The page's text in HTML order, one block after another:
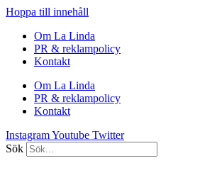
Hoppa till innehåll
Om La Linda
PR & reklampolicy
Kontakt
Om La Linda
PR & reklampolicy
Kontakt
InstagramYoutube Twitter
Sök